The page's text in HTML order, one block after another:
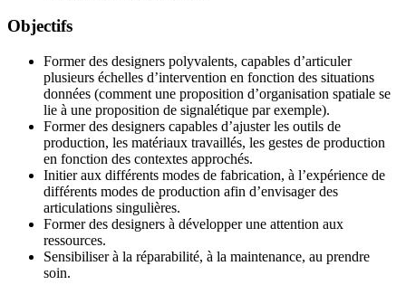
Objectifs
Former des designers polyvalents, capables d’articuler
plusieurs échelles d’intervention en fonction des situations
données (comment une proposition d’organisation spatiale se
lie à une proposition de signalétique par exemple).
Former des designers capables d’ajuster les outils de
production, les matériaux travaillés, les gestes de production
en fonction des contextes approchés.
Initier aux différents modes de fabrication, à l’expérience de
différents modes de production afin d’envisager des
articulations singulières.
Former des designers à développer une attention aux
ressources.
Sensibiliser à la réparabilité, à la maintenance, au prendre
soin.